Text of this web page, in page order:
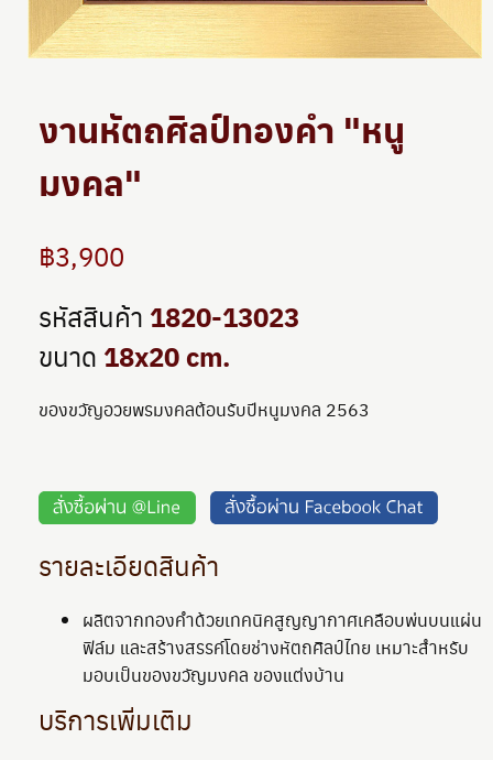
งานหัตถศิลป์ทองคำ "หนู
มงคล"
฿3,900
รหัสสินค้า 1820-13023
ขนาด 18x20 cm.
ของขวัญอวยพรมงคลต้อนรับปีหนูมงคล 2563
รายละเอียดสินค้า
ผลิตจากทองคำด้วยเทคนิคสูญญากาศเคลือบพ่นบนแผ่น
ฟิล์ม และสร้างสรรค์โดยช่างหัตถศิลป์ไทย เหมาะสำหรับ
มอบเป็นของขวัญมงคล ของแต่งบ้าน
บริการเพิ่มเติม